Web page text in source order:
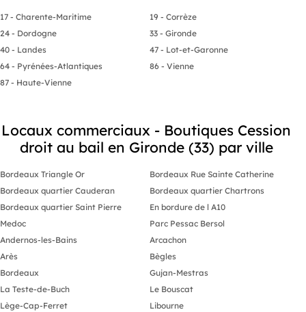
17 - Charente-Maritime
19 - Corrèze
24 - Dordogne
33 - Gironde
40 - Landes
47 - Lot-et-Garonne
64 - Pyrénées-Atlantiques
86 - Vienne
87 - Haute-Vienne
Locaux commerciaux - Boutiques Cession
droit au bail en Gironde (33) par ville
Bordeaux Triangle Or
Bordeaux Rue Sainte Catherine
Bordeaux quartier Cauderan
Bordeaux quartier Chartrons
Bordeaux quartier Saint Pierre
En bordure de l A10
Medoc
Parc Pessac Bersol
Andernos-les-Bains
Arcachon
Arès
Bègles
Bordeaux
Gujan-Mestras
La Teste-de-Buch
Le Bouscat
Lège-Cap-Ferret
Libourne